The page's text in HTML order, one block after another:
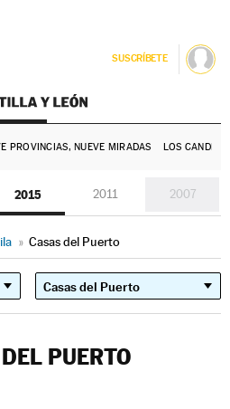
SUSCRÍBETE
PROVINCIAS, NUEVE MIRADAS LOS
2015 2011 2007
» Casas del Puerto
PUERTO